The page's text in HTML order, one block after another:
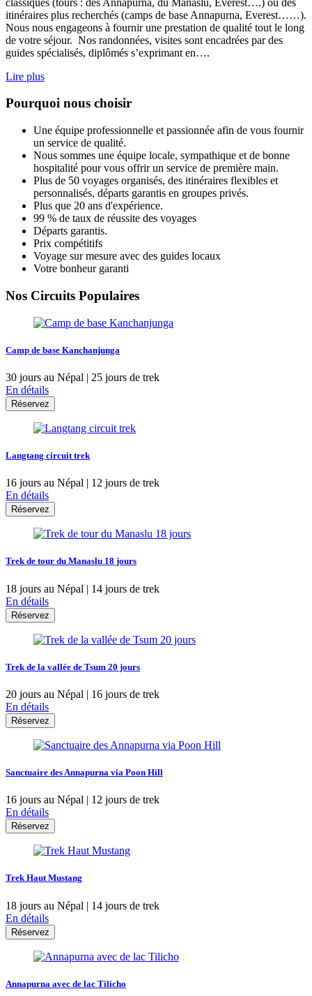
itinéraires plus recherchés (camps de base Annapurna, Everest……).
Nous nous engageons à fournir une prestation de qualité tout le long
de votre séjour. Nos randonnées, visites sont encadrées par des
guides spécialisés, diplômés s’exprimant en….
Lire plus
Pourquoi nous choisir
Une équipe professionnelle et passionnée afin de vous fournir
un service de qualité.
Nous sommes une équipe locale, sympathique et de bonne
hospitalité pour vous offrir un service de première main.
Plus de 50 voyages organisés, des itinéraires flexibles et
personnalisés, départs garantis en groupes privés.
Plus que 20 ans d'expérience.
99 % de taux de réussite des voyages
Départs garantis.
Prix compétitifs
Voyage sur mesure avec des guides locaux
Votre bonheur garanti
Nos Circuits Populaires
Camp de base Kanchanjunga
30 jours au Népal | 25 jours de trek
En détails
Réservez
Langtang circuit trek
16 jours au Népal | 12 jours de trek
En détails
Réservez
Trek de tour du Manaslu 18 jours
18 jours au Népal | 14 jours de trek
En détails
Réservez
Trek de la vallée de Tsum 20 jours
20 jours au Népal | 16 jours de trek
En détails
Réservez
Sanctuaire des Annapurna via Poon Hill
16 jours au Népal | 12 jours de trek
En détails
Réservez
Trek Haut Mustang
18 jours au Népal | 14 jours de trek
En détails
Réservez
Annapurna avec de lac Tilicho